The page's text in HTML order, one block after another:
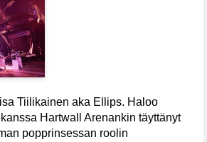
Tiilikainen aka Ellips. Haloo
Hartwall Arenankin täyttänyt
popprinsessan roolin